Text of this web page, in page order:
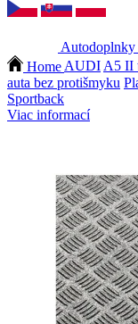
Autodoplnky
HomeAUDIA5 II
auta bez protišmyku
Sportback
Viac informací